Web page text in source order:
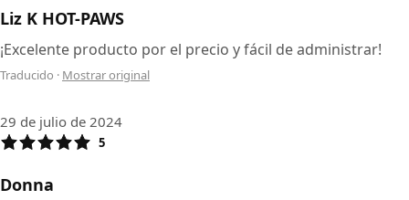
Liz K HOT-PAWS
¡Excelente producto por el precio y fácil de administrar!
Traducido · Mostrar original
29 de julio de 2024
5
Donna